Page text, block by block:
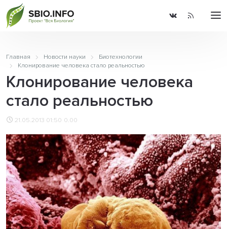
Главная Новости науки
Биотехнологии
Клонирование человека стало реальностью
Клонирование человека
стало реальностью
21.05.2013 01:50 0.00